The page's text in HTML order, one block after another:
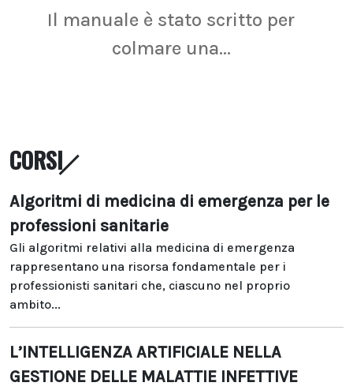
Il manuale è stato scritto per
colmare una...
CORSI
Algoritmi di medicina di emergenza per le
professioni sanitarie
Gli algoritmi relativi alla medicina di emergenza
rappresentano una risorsa fondamentale per i
professionisti sanitari che, ciascuno nel proprio
ambito...
L’INTELLIGENZA ARTIFICIALE NELLA
GESTIONE DELLE MALATTIE INFETTIVE